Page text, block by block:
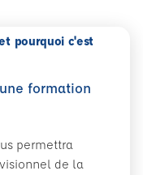
pourquoi c'est
formation
permettra
de la